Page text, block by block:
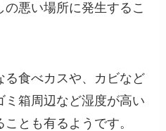
悪い場所に発生するこ
る食べカスや、カビなど
ミ箱周辺など湿度が高い
ことも有るようです。